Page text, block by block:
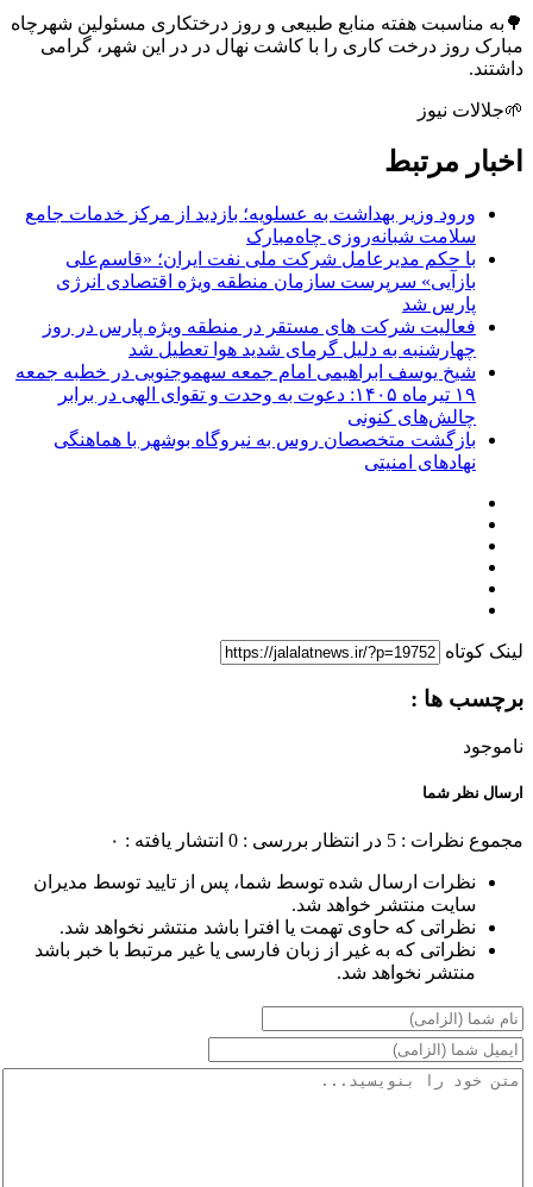
🌳به مناسبت هفته منابع طبیعی و روز درختکاری مسئولین شهرچاه
مبارک روز درخت کاری را با کاشت نهال در در این شهر، گرامی
داشتند.
🌱جلالات نیوز
اخبار مرتبط
ورود وزیر بهداشت به عسلویه؛ بازدید از مرکز خدمات جامع
سلامت شبانه‌روزی چاه‌مبارک
با حکم مدیرعامل شرکت ملی نفت ایران؛ «قاسم‌علی
بازآیی» سرپرست سازمان منطقه ویژه اقتصادی انرژی
پارس شد
فعالیت شرکت های مستقر در منطقه ویژه پارس در روز
چهارشنبه به دلیل گرمای شدید هوا تعطیل شد
شیخ یوسف ابراهیمی امام جمعه سهموجنوبی در خطبه جمعه
۱۹ تیرماه ۱۴۰۵: دعوت به وحدت و تقوای الهی در برابر
چالش‌های کنونی
بازگشت متخصصان روس به نیروگاه بوشهر با هماهنگی
نهادهای امنیتی
لینک کوتاه
برچسب ها :
ناموجود
ارسال نظر شما
مجموع نظرات : 5 در انتظار بررسی : 0 انتشار یافته : ۰
نظرات ارسال شده توسط شما، پس از تایید توسط مدیران
سایت منتشر خواهد شد.
نظراتی که حاوی تهمت یا افترا باشد منتشر نخواهد شد.
نظراتی که به غیر از زبان فارسی یا غیر مرتبط با خبر باشد
منتشر نخواهد شد.